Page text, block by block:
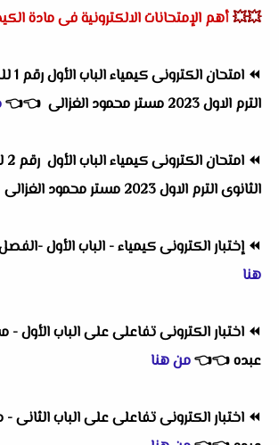
💥💥 أهم الإمتحانات الالكترونية فى مادة
⏪
الترم الاول 2023 مستر محمود الغزالى
👈
👈
⏪
الثانوى الترم الاول 2023 مستر محمود الغزالى
⏪إختبار الكترونى كيمياء - الباب الأول -
هنا
⏪ اختبار الكترونى تفاعلى على الباب الأول
عبده👈
👈من هنا
⏪ اختبار الكترونى تفاعلى على الباب